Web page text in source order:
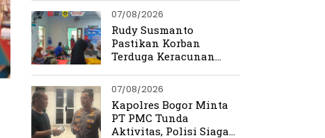
Warga Jasinga
07/08/2026
Rudy Susmanto
Pastikan Korban
Terduga Keracunan
Maksimal
07/08/2026
Kapolres Bogor Minta
PT PMC Tunda
Aktivitas, Polisi Siaga